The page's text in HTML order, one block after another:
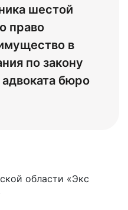
шестой
право
в
по закону
бюро
области «Экс